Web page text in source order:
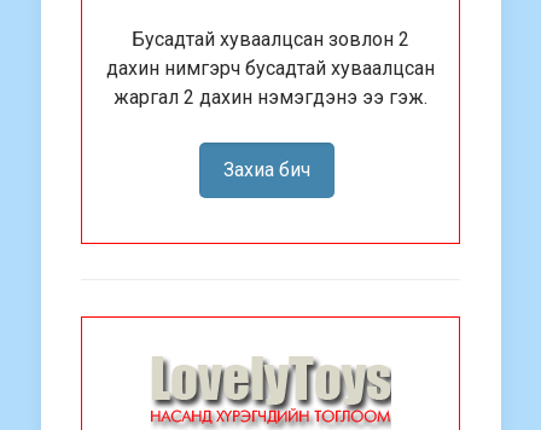
Бусадтай хуваалцсан зовлон 2
дахин нимгэрч бусадтай хуваалцсан
жаргал 2 дахин нэмэгдэнэ ээ гэж.
Захиа бич